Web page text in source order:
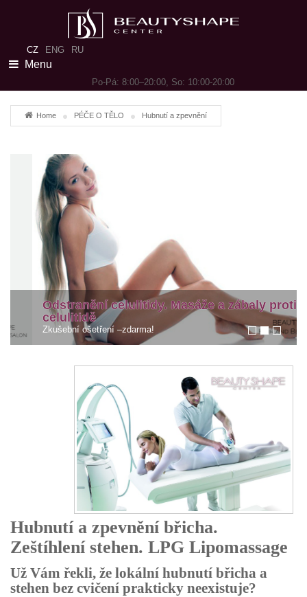
Menu
CZ ENG RU
Po-Pá: 8:00–20:00, So: 10:00-20:00
Home PÉČE O TĚLO Hubnutí a zpevnění
Odstranění celulitidy. Masáže a zábaly proti
celulitidě
Zkušební ošetření –zdarma!
Hubnutí a zpevnění břicha.
Zeštíhlení stehen. LPG Lipomassage
Už Vám řekli, že lokální hubnutí břicha a
stehen bez cvičení prakticky neexistuje?